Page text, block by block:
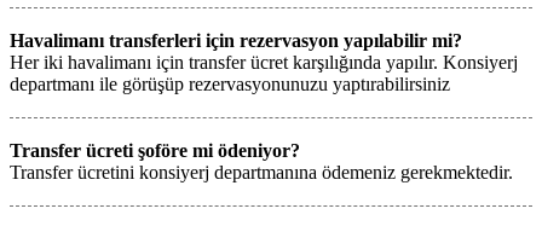
Havalimanı transferleri için rezervasyon yapılabilir mi?
Her iki havalimanı için transfer ücret karşılığında yapılır. Konsiyerj
departmanı ile görüşüp rezervasyonunuzu yaptırabilirsiniz
Transfer ücreti şoföre mi ödeniyor?
Transfer ücretini konsiyerj departmanına ödemeniz gerekmektedir.